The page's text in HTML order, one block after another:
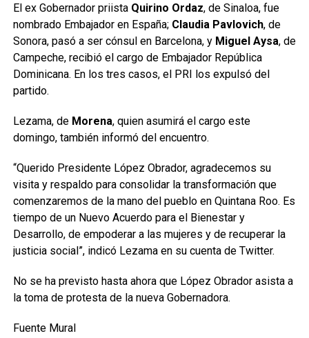
El ex Gobernador priista Quirino Ordaz, de Sinaloa, fue
nombrado Embajador en España; Claudia Pavlovich, de
Sonora, pasó a ser cónsul en Barcelona, y Miguel Aysa, de
Campeche, recibió el cargo de Embajador República
Dominicana. En los tres casos, el PRI los expulsó del
partido.
Lezama, de Morena, quien asumirá el cargo este
domingo, también informó del encuentro.
“Querido Presidente López Obrador, agradecemos su
visita y respaldo para consolidar la transformación que
comenzaremos de la mano del pueblo en Quintana Roo. Es
tiempo de un Nuevo Acuerdo para el Bienestar y
Desarrollo, de empoderar a las mujeres y de recuperar la
justicia social”, indicó Lezama en su cuenta de Twitter.
No se ha previsto hasta ahora que López Obrador asista a
la toma de protesta de la nueva Gobernadora.
Fuente Mural